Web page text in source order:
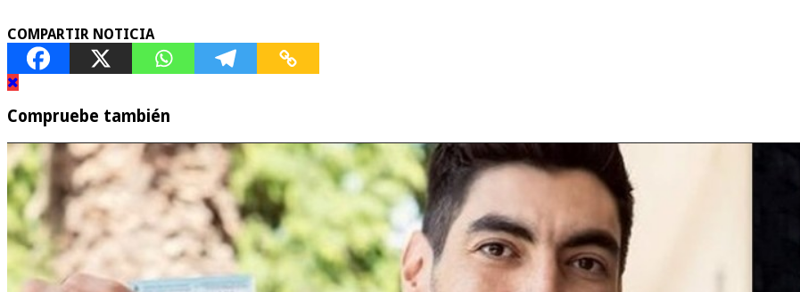
COMPARTIR NOTICIA
Compruebe también